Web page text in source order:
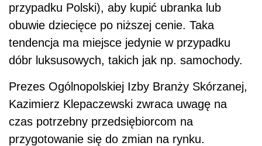
przypadku Polski), aby kupić ubranka lub
obuwie dziecięce po niższej cenie. Taka
tendencja ma miejsce jedynie w przypadku
dóbr luksusowych, takich jak np. samochody.
Prezes Ogólnopolskiej Izby Branży Skórzanej,
Kazimierz Klepaczewski zwraca uwagę na
czas potrzebny przedsiębiorcom na
przygotowanie się do zmian na rynku.